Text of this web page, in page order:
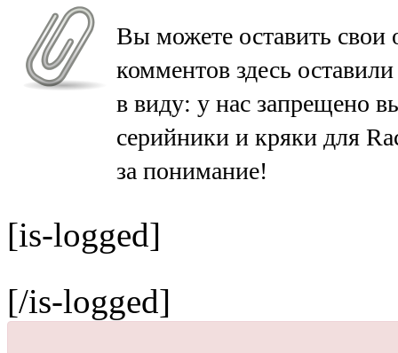
Вы можете оставить свои
комментов здесь
в виду: у нас запрещено
серийники и кряки для
за понимание!
[is-logged]
[/is-logged]